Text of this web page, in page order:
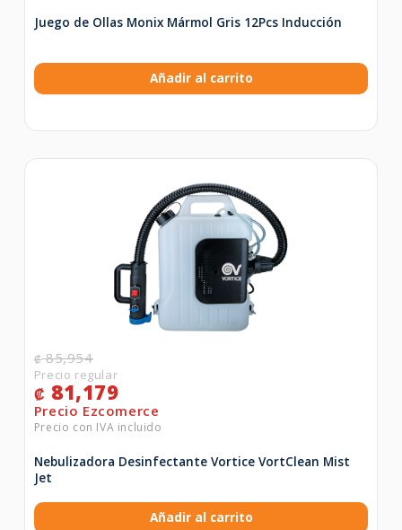
Juego de Ollas Monix Mármol Gris 12Pcs Inducción
Añadir al carrito
₡85,954
₡ 81,179
Nebulizadora Desinfectante Vortice VortClean Mist
Jet
Añadir al carrito